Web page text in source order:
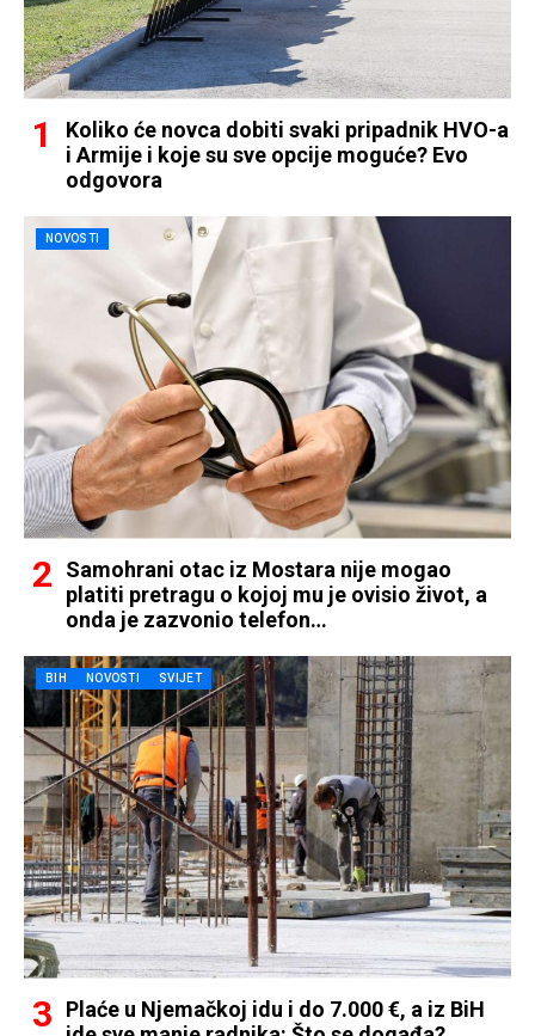
Koliko će novca dobiti svaki pripadnik HVO-a
i Armije i koje su sve opcije moguće? Evo
odgovora
NOVOSTI
Samohrani otac iz Mostara nije mogao
platiti pretragu o kojoj mu je ovisio život, a
onda je zazvonio telefon…
BIH NOVOSTI SVIJET
Plaće u Njemačkoj idu i do 7.000 €, a iz BiH